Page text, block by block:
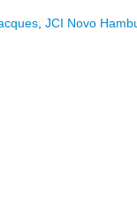
JCI Novo